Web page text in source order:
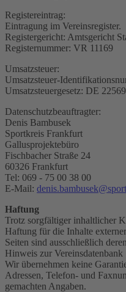
Registereintrag:
Eintragung im Vereinsregister.
Registergericht: Amtsgericht
Registernummer: VR 11169
Umsatzsteuer:
Umsatzsteuer-
Umsatzsteuergesetz: DE
Datenschutzbeauftragter:
Denis Bambusek
Sportkreis Frankfurt
Gallusprojektebüro
Fischbacher Straße 24
60326 Frankfurt
Tel: 069 - 75 00 38 00
E-Mail:
Haftung
Trotz sorgfältiger inhaltlicher
Haftung für die Inhalte
Seiten sind ausschließlich
Hinweis zur Vereinsdatenbank
Wir übernehmen keine
Adressen, Telefon- und
gemachten Angaben.